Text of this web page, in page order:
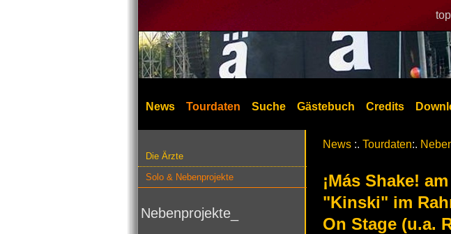
News Tourdaten Suche Gästebuch Credits
Die Ärzte
Solo & Nebenprojekte
Nebenprojekte_
News :. Tourdaten:.
¡Más Shake!
"Kinski" im
On Stage (u.a.